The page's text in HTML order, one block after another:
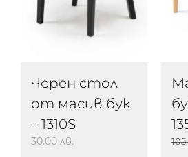
Черен стол
от масив бук
– 1310S
30.00 лв.